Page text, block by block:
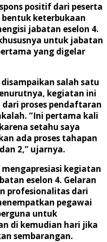
positif dari peserta
keterbukaan
jabatan eselon 4.
untuk jabatan
yang digelar
salah satu
kegiatan ini
proses pendaftaran
“Ini pertama kali
setahu saya
ada proses tahapan
2,” ujarnya.
kegiatan
eselon 4. Gelaran
profesionalitas dari
pegawai
untuk
di kemudian hari jika
sembarangan.